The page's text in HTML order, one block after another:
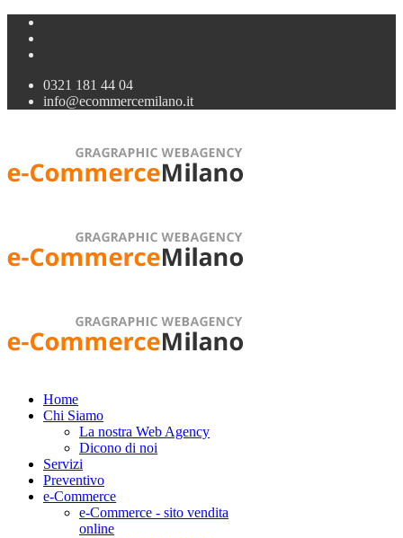
0321 181 44 04
info@ecommercemilano.it
Home
Chi Siamo
La nostra Web Agency
Dicono di noi
Servizi
Preventivo
e-Commerce
e-Commerce - sito vendita
online